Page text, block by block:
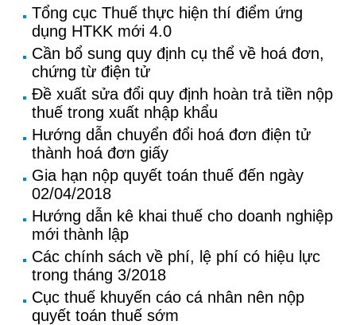
Tổng cục Thuế thực hiện thí điểm ứng
dụng HTKK mới 4.0
Cần bổ sung quy định cụ thể về hoá đơn,
chứng từ điện tử
Đề xuất sửa đổi quy định hoàn trả tiền nộp
thuế trong xuất nhập khẩu
Hướng dẫn chuyển đổi hoá đơn điện tử
thành hoá đơn giấy
Gia hạn nộp quyết toán thuế đến ngày
02/04/2018
Hướng dẫn kê khai thuế cho doanh nghiệp
mới thành lập
Các chính sách về phí, lệ phí có hiệu lực
trong tháng 3/2018
Cục thuế khuyến cáo cá nhân nên nộp
quyết toán thuế sớm